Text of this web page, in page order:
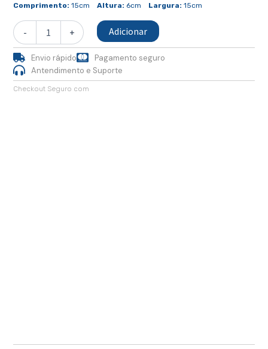
Comprimento: 15cm Altura: 6cm Largura: 15cm
-
Azulejo
Tradição
15x15
DEC
E
+ Adicionar
Envio rápido
Pagamento seguro
Antendimento e Suporte
Checkout Seguro com